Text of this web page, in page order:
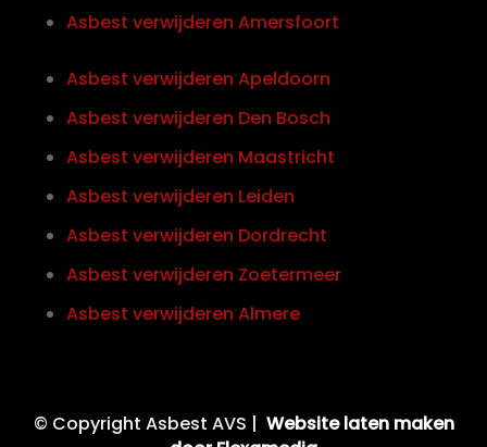
Asbest verwijderen Amersfoort
Asbest verwijderen Apeldoorn
Asbest verwijderen Den Bosch
Asbest verwijderen Maastricht
Asbest verwijderen Leiden
Asbest verwijderen Dordrecht
Asbest verwijderen Zoetermeer
Asbest verwijderen Almere
© Copyright Asbest AVS | Website laten maken